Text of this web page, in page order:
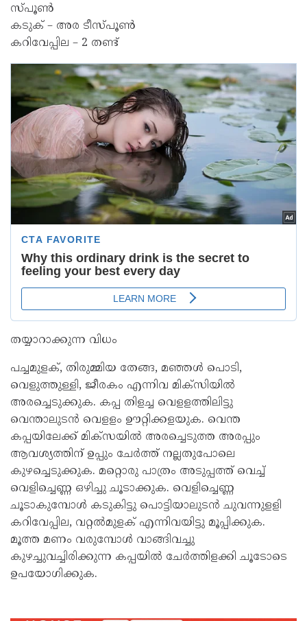
സ്പൂൺ
കടുക് – അര ടീസ്പൂൺ
കറിവേപ്പില – 2 തണ്ട്
തയ്യാറാക്കുന്ന വിധം
പച്ചമുളക്, തിരുമ്മിയ തേങ്ങ, മഞ്ഞൾ പൊടി,
വെളുത്തുള്ളി, ജീരകം എന്നിവ മിക്സിയിൽ
അരച്ചെടുക്കുക. കപ്പ തിളച്ച വെളളത്തിലിട്ടു
വെന്താലുടൻ വെളളം ഊറ്റിക്കളയുക. വെന്ത
കപ്പയിലേക്ക് മിക്സയിൽ അരച്ചെടുത്ത അരപ്പും
ആവശ്യത്തിന് ഉപ്പും ചേർത്ത് നല്ലതുപോലെ
കുഴച്ചെടുക്കുക. മറ്റൊരു പാത്രം അടുപ്പത്ത് വെച്ച്
വെളിച്ചെണ്ണ ഒഴിച്ചു ചൂടാക്കുക. വെളിച്ചെണ്ണ
ചൂടാകുമ്പോൾ കടുകിട്ടു പൊട്ടിയാലുടൻ ചുവന്നുളളി
കറിവേപ്പില, വറ്റൽമുളക് എന്നിവയിട്ടു മൂപ്പിക്കുക.
മൂത്ത മണം വരുമ്പോൾ വാങ്ങിവച്ചു
കുഴച്ചുവച്ചിരിക്കുന്ന കപ്പയിൽ ചേർത്തിളക്കി ചൂടോടെ
ഉപയോഗിക്കുക.